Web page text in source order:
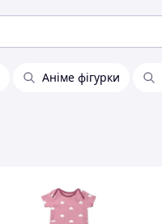
Аніме фігурки